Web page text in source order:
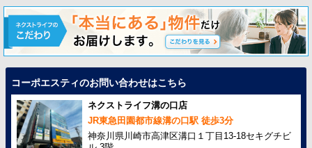
コーポエスティのお問い合わせはこちら
ネクストライフ溝の口店
JR東急田園都市線溝の口駅 徒歩3分
神奈川県川崎市高津区溝口１丁目13-18セキグチビ